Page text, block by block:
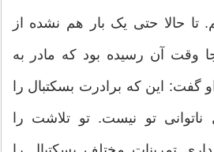
تا حالا حتی یک بار هم نشده از
وقت آن رسیده بود که مادر به
گفت: این که برادرت بسکتبال را
ناتوانی تو نیست. تو تلاشت را